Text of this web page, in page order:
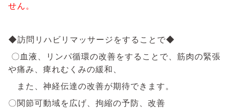
せん。
◆訪問リハビリマッサージをすることで◆
〇血液、リンパ循環の改善をすることで、筋肉の緊張
や痛み、痺れむくみの緩和、
また、神経伝達の改善が期待できます。
〇関節可動域を広げ、拘縮の予防、改善